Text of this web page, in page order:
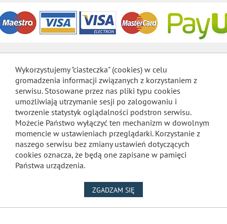
Wykorzystujemy "ciasteczka" (cookies) w celu
gromadzenia informacji związanych z korzystaniem z
serwisu. Stosowane przez nas pliki typu cookies
umożliwiają utrzymanie sesji po zalogowaniu i
tworzenie statystyk oglądalności podstron serwisu.
Możecie Państwo wyłączyć ten mechanizm w dowolnym
momencie w ustawieniach przeglądarki. Korzystanie z
naszego serwisu bez zmiany ustawień dotyczących
cookies oznacza, że będą one zapisane w pamięci
Państwa urządzenia.
ZGADZAM SIĘ